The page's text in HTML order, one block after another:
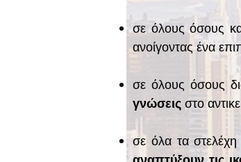
σε όλους όσους
ανοίγοντας ένα
σε όλους όσους
γνώσεις στο
σε όλα τα στελέχη